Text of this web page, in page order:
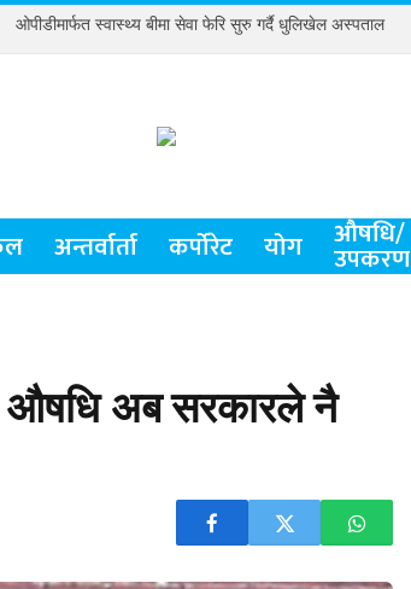
ओपीडीमार्फत स्वास्थ्य बीमा सेवा फेरि सुरु गर्दै धुलिखेल अस्पताल
अन्तर्वार्ता कर्पोरेट योग औषधि/
उपकरण
औषधि अब सरकारले नै